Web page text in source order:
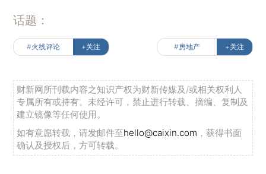
话题：
#火线评论 +关注 #房地产 +关注
财新网所刊载内容之知识产权为财新传媒及/或相关权利人
专属所有或持有。未经许可，禁止进行转载、摘编、复制及
建立镜像等任何使用。
如有意愿转载，请发邮件至hello@caixin.com ，获得书面
确认及授权后，方可转载。